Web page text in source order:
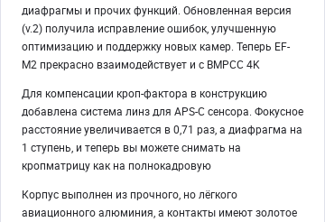
диафрагмы и прочих функций. Обновленная версия
(v.2) получила исправление ошибок, улучшенную
оптимизацию и поддержку новых камер. Теперь EF-
M2 прекрасно взаимодействует и с BMPCC 4K
Для компенсации кроп-фактора в конструкцию
добавлена система линз для APS-C сенсора. Фокусное
расстояние увеличивается в 0,71 раз, а диафрагма на
1 ступень, и теперь вы можете снимать на
кропматрицу как на полнокадровую
Корпус выполнен из прочного, но лёгкого
авиационного алюминия, а контакты имеют золотое